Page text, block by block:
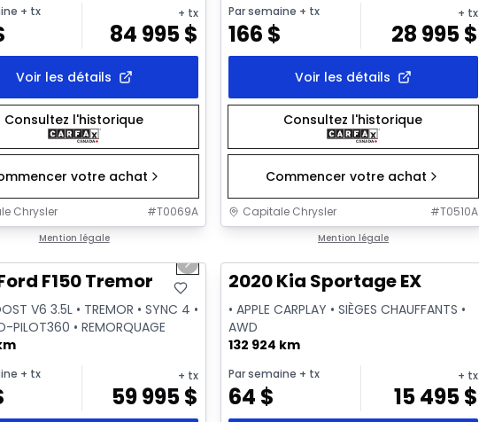
+ tx + tx
84 995$
Voir les détails
Consultez l'historique
votre achat
Chrysler #T0069A
Mention légale
Par semaine + tx
166 $
+ tx
28 995$
Voir les détails
Consultez l'historique
Commencer votre achat
Capitale Chrysler #T0510A
Mention légale
offre
slide Next slide
F150 Tremor
V6 3.5L • TREMOR • SYNC 4 •
PILOT360 • REMORQUAGE
+ tx + tx
59 995$
Très bonne offre
2020 Kia Sportage EX
• APPLE CARPLAY • SIÈGES CHAUFFANTS •
AWD
132 924 km
Par semaine + tx
64 $
+ tx
15 495$